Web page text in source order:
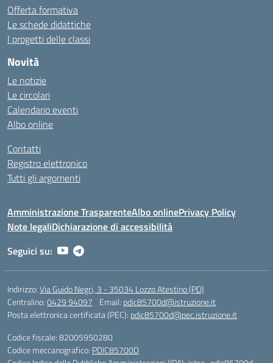
Offerta formativa
Le schede didattiche
I progetti delle classi
Novità
Le notizie
Le circolari
Calendario eventi
Albo online
Contatti
Registro elettronico
Tutti gli argomenti
Amministrazione TrasparenteAlbo onlinePrivacy Policy
Note legaliDichiarazione di accessibilità
Seguici su:
Indirizzo:Via Guido Negri, 3 - 35034 Lozzo Atestino (PD)
Centralino:0429 94097 Email: pdic85700d@istruzione.it
Posta elettronica certificata (PEC): pdic85700d@pec.istruzione.it
Codice fiscale: 82005950280
Codice meccanografico: PDIC85700D